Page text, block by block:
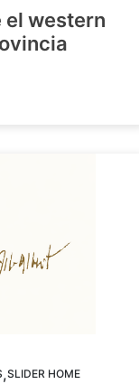
el western
,SLIDER HOME